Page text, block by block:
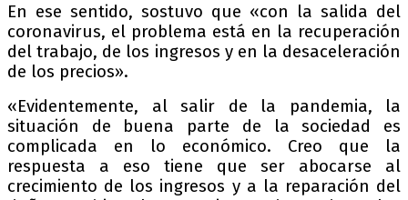
En ese sentido, sostuvo que «con la salida del
coronavirus, el problema está en la recuperación
del trabajo, de los ingresos y en la desaceleración
de los precios».
«Evidentemente, al salir de la pandemia, la
situación de buena parte de la sociedad es
complicada en lo económico. Creo que la
respuesta a eso tiene que ser abocarse al
crecimiento de los ingresos y a la reparación del